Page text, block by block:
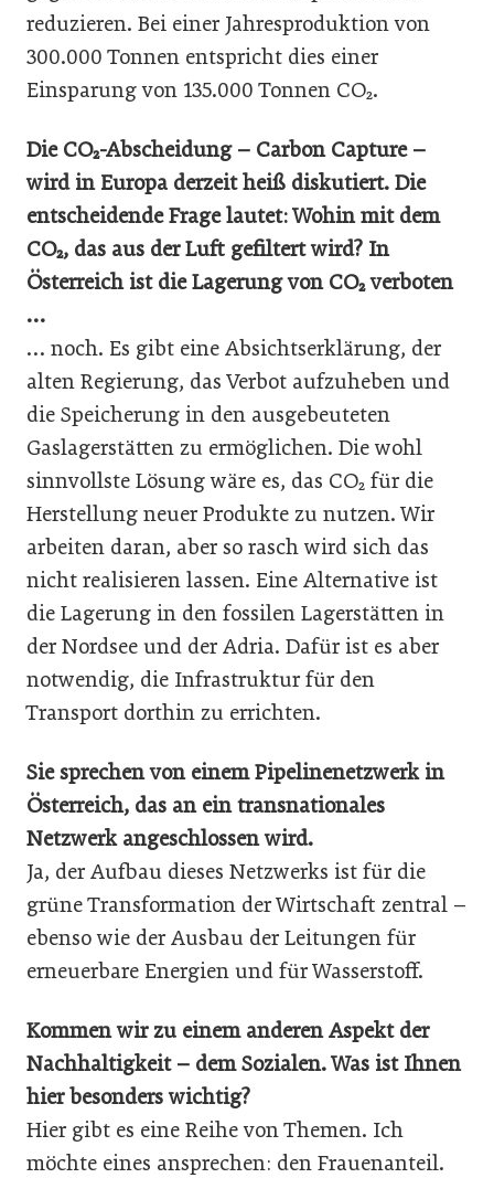
reduzieren. Bei einer Jahresproduktion von
300.000 Tonnen entspricht dies einer
Einsparung von 135.000 Tonnen CO₂.
Die CO₂-Abscheidung – Carbon Capture –
wird in Europa derzeit heiß diskutiert. Die
entscheidende Frage lautet: Wohin mit dem
CO₂, das aus der Luft gefiltert wird? In
Österreich ist die Lagerung von CO₂ verboten
…
… noch. Es gibt eine Absichtserklärung, der
alten Regierung, das Verbot aufzuheben und
die Speicherung in den ausgebeuteten
Gaslagerstätten zu ermöglichen. Die wohl
sinnvollste Lösung wäre es, das CO₂ für die
Herstellung neuer Produkte zu nutzen. Wir
arbeiten daran, aber so rasch wird sich das
nicht realisieren lassen. Eine Alternative ist
die Lagerung in den fossilen Lagerstätten in
der Nordsee und der Adria. Dafür ist es aber
notwendig, die Infrastruktur für den
Transport dorthin zu errichten.
Sie sprechen von einem Pipelinenetzwerk in
Österreich, das an ein transnationales
Netzwerk angeschlossen wird.
Ja, der Aufbau dieses Netzwerks ist für die
grüne Transformation der Wirtschaft zentral –
ebenso wie der Ausbau der Leitungen für
erneuerbare Energien und für Wasserstoff.
Kommen wir zu einem anderen Aspekt der
Nachhaltigkeit – dem Sozialen. Was ist Ihnen
hier besonders wichtig?
Hier gibt es eine Reihe von Themen. Ich
möchte eines ansprechen: den Frauenanteil.